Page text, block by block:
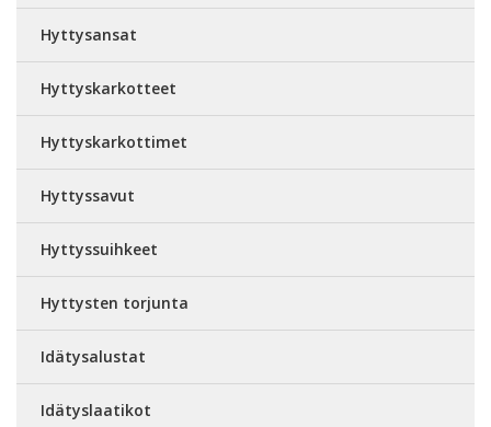
Hyttysansat
Hyttyskarkotteet
Hyttyskarkottimet
Hyttyssavut
Hyttyssuihkeet
Hyttysten torjunta
Idätysalustat
Idätyslaatikot